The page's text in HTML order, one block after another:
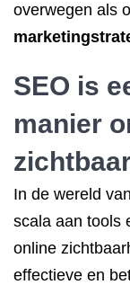
overwegen als
SEO is
manier
In de wereld
scala aan tools
online
effectieve en